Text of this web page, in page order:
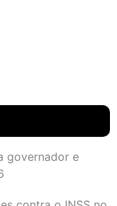
governador e